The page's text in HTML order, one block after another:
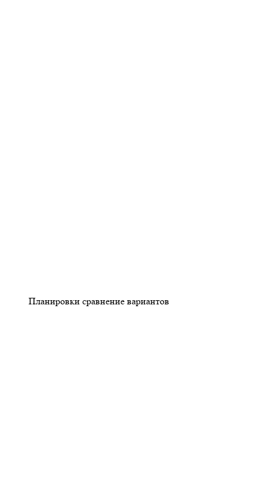
Планировки сравнение вариантов